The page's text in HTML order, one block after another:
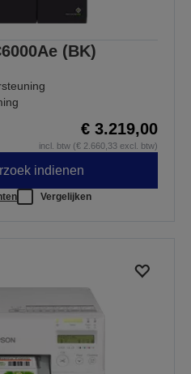
(BK)
€ 3.219,00
incl. btw (€ 2.660,33 excl. btw)
indienen
Vergelijken